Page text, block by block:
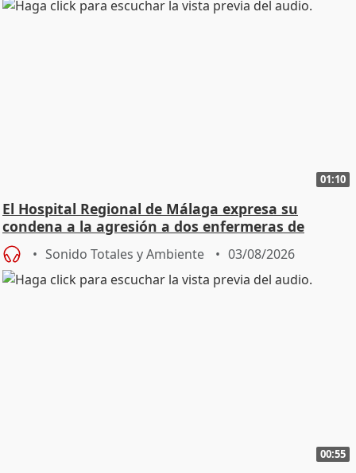
01:10
El Hospital Regional de Málaga expresa su
condena a la agresión a dos enfermeras de
Urgencias
Sonido Totales y Ambiente 03/08/2026
00:55